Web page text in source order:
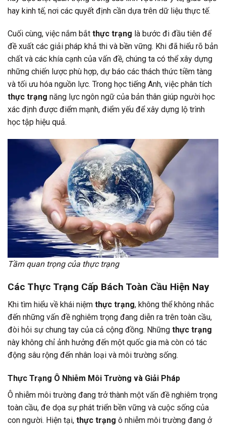
hay kinh tế, nơi các quyết định cần dựa trên dữ liệu thực tế.
Cuối cùng, việc nắm bắt thực trạng là bước đi đầu tiên để
đề xuất các giải pháp khả thi và bền vững. Khi đã hiểu rõ bản
chất và các khía cạnh của vấn đề, chúng ta có thể xây dựng
những chiến lược phù hợp, dự báo các thách thức tiềm tàng
và tối ưu hóa nguồn lực. Trong học tiếng Anh, việc phân tích
thực trạng năng lực ngôn ngữ của bản thân giúp người học
xác định được điểm mạnh, điểm yếu để xây dựng lộ trình
học tập hiệu quả.
Tầm quan trọng của thực trạng
Các Thực Trạng Cấp Bách Toàn Cầu Hiện Nay
Khi tìm hiểu về khái niệm thực trạng, không thể không nhắc
đến những vấn đề nghiêm trọng đang diễn ra trên toàn cầu,
đòi hỏi sự chung tay của cả cộng đồng. Những thực trạng
này không chỉ ảnh hưởng đến một quốc gia mà còn có tác
động sâu rộng đến nhân loại và môi trường sống.
Thực Trạng Ô Nhiễm Môi Trường và Giải Pháp
Ô nhiễm môi trường đang trở thành một vấn đề nghiêm trọng
toàn cầu, đe dọa sự phát triển bền vững và cuộc sống của
con người. Hiện tại, thực trạng ô nhiễm môi trường đang ở